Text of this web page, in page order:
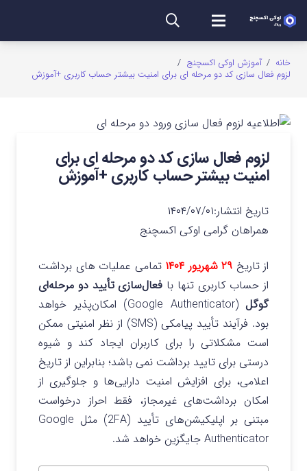
خانه / آموزش اوکی اکسچنج /
لزوم فعال سازی کد دو مرحله ای برای امنیت بیشتر حساب کاربری +آموزش
لزوم فعال سازی کد دو مرحله ای برای
امنیت بیشتر حساب کاربری +آموزش
تاریخ انتشار:۱۴۰۴/۰۷/۰۱
همراهان گرامی اوکی اکسچنج
از تاریخ
تمامی عملیات های برداشت
از حساب کاربری تنها با فعال‌سازی تأیید دو مرحله‌ای
گوگل
(Google Authenticator) امکان‌پذیر خواهد
بود. فرآیند تأیید پیامکی (SMS) از نظر امنیتی ممکن
است مشکلاتی را برای کاربران ایجاد کند و شیوه
درستی برای تایید برداشت نمی باشد؛ بنابراین از تاریخ
اعلامی، برای افزایش امنیت دارایی‌ها و جلوگیری از
امکان برداشت‌های غیرمجاز، فقط احراز درخواست
مبتنی بر اپلیکیشن‌های تأیید (2FA) مثل Google
Authenticator جایگزین خواهد شد.